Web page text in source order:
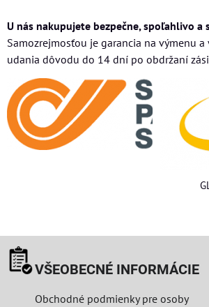
U nás nakupujete bezpečne, spoľahlivo a
Samozrejmosťou je garancia na výmenu
udania dôvodu do 14 dní po obdržaní
VŠEOBECNÉ INFORMÁCIE
Obchodné podmienky pre osoby